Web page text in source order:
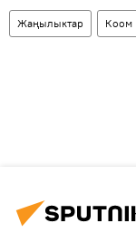
Жаңылыктар Коом